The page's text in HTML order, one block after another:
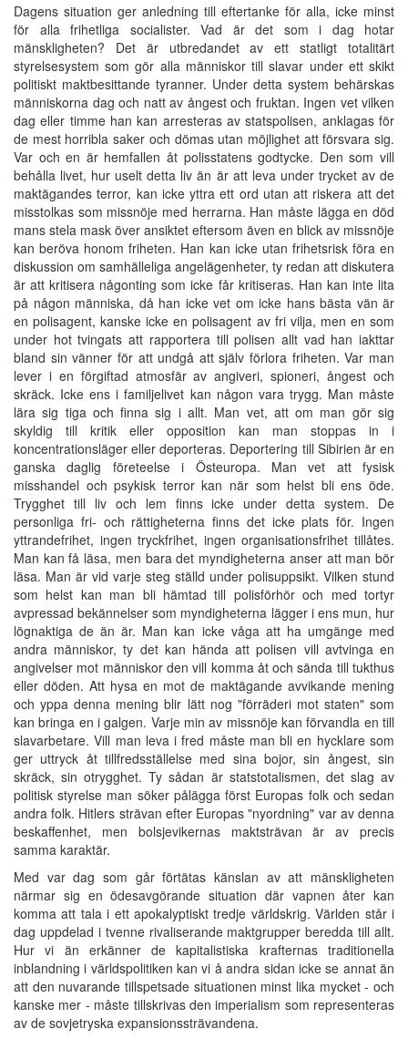
Dagens situation ger anledning till eftertanke för alla, icke minst
för alla frihetliga socialister. Vad är det som i dag hotar
mänskligheten? Det är utbredandet av ett statligt totalitärt
styrelsesystem som gör alla människor till slavar under ett skikt
politiskt maktbesittande tyranner. Under detta system behärskas
människorna dag och natt av ångest och fruktan. Ingen vet vilken
dag eller timme han kan arresteras av statspolisen, anklagas för
de mest horribla saker och dömas utan möjlighet att försvara sig.
Var och en är hemfallen åt polisstatens godtycke. Den som vill
behålla livet, hur uselt detta liv än är att leva under trycket av de
maktägandes terror, kan icke yttra ett ord utan att riskera att det
misstolkas som missnöje med herrarna. Han måste lägga en död
mans stela mask över ansiktet eftersom även en blick av missnöje
kan beröva honom friheten. Han kan icke utan frihetsrisk föra en
diskussion om samhälleliga angelägenheter, ty redan att diskutera
är att kritisera någonting som icke får kritiseras. Han kan inte lita
på någon människa, då han icke vet om icke hans bästa vän är
en polisagent, kanske icke en polisagent av fri vilja, men en som
under hot tvingats att rapportera till polisen allt vad han iakttar
bland sin vänner för att undgå att själv förlora friheten. Var man
lever i en förgiftad atmosfär av angiveri, spioneri, ångest och
skräck. Icke ens i familjelivet kan någon vara trygg. Man måste
lära sig tiga och finna sig i allt. Man vet, att om man gör sig
skyldig till kritik eller opposition kan man stoppas in i
koncentrationsläger eller deporteras. Deportering till Sibirien är en
ganska daglig företeelse i Östeuropa. Man vet att fysisk
misshandel och psykisk terror kan när som helst bli ens öde.
Trygghet till liv och lem finns icke under detta system. De
personliga fri- och rättigheterna finns det icke plats för. Ingen
yttrandefrihet, ingen tryckfrihet, ingen organisationsfrihet tillåtes.
Man kan få läsa, men bara det myndigheterna anser att man bör
läsa. Man är vid varje steg ställd under polisuppsikt. Vilken stund
som helst kan man bli hämtad till polisförhör och med tortyr
avpressad bekännelser som myndigheterna lägger i ens mun, hur
lögnaktiga de än är. Man kan icke våga att ha umgänge med
andra människor, ty det kan hända att polisen vill avtvinga en
angivelser mot människor den vill komma åt och sända till tukthus
eller döden. Att hysa en mot de maktägande avvikande mening
och yppa denna mening blir lätt nog "förräderi mot staten" som
kan bringa en i galgen. Varje min av missnöje kan förvandla en till
slavarbetare. Vill man leva i fred måste man bli en hycklare som
ger uttryck åt tillfredsställelse med sina bojor, sin ångest, sin
skräck, sin otrygghet. Ty sådan är statstotalismen, det slag av
politisk styrelse man söker pålägga först Europas folk och sedan
andra folk. Hitlers strävan efter Europas "nyordning" var av denna
beskaffenhet, men bolsjevikernas maktsträvan är av precis
samma karaktär.
Med var dag som går förtätas känslan av att mänskligheten
närmar sig en ödesavgörande situation där vapnen åter kan
komma att tala i ett apokalyptiskt tredje världskrig. Världen står i
dag uppdelad i tvenne rivaliserande maktgrupper beredda till allt.
Hur vi än erkänner de kapitalistiska krafternas traditionella
inblandning i världspolitiken kan vi å andra sidan icke se annat än
att den nuvarande tillspetsade situationen minst lika mycket - och
kanske mer - måste tillskrivas den imperialism som representeras
av de sovjetryska expansionssträvandena.